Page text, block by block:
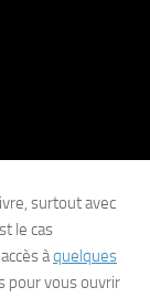
surtout avec
le cas
àquelques
pour vous ouvrir